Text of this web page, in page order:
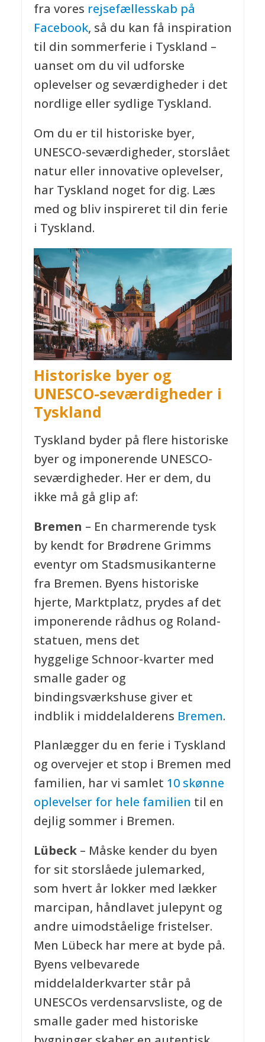
fra vores rejsefællesskab på
Facebook, så du kan få inspiration
til din sommerferie i Tyskland –
uanset om du vil udforske
oplevelser og seværdigheder i det
nordlige eller sydlige Tyskland.
Om du er til historiske byer,
UNESCO-seværdigheder, storslået
natur eller innovative oplevelser,
har Tyskland noget for dig. Læs
med og bliv inspireret til din ferie
i Tyskland.
Historiske byer og
UNESCO-seværdigheder i
Tyskland
Tyskland byder på flere historiske
byer og imponerende UNESCO-
seværdigheder. Her er dem, du
ikke må gå glip af:
Bremen – En charmerende tysk
by kendt for Brødrene Grimms
eventyr om Stadsmusikanterne
fra Bremen. Byens historiske
hjerte, Marktplatz, prydes af det
imponerende rådhus og Roland-
statuen, mens det
hyggelige Schnoor-kvarter med
smalle gader og
bindingsværkshuse giver et
indblik i middelalderens Bremen.
Planlægger du en ferie i Tyskland
og overvejer et stop i Bremen med
familien, har vi samlet 10 skønne
oplevelser for hele familien til en
dejlig sommer i Bremen.
Lübeck– Måske kender du byen
for sit storslåede julemarked,
som hvert år lokker med lækker
marcipan, håndlavet julepynt og
andre uimodståelige fristelser.
Men Lübeck har mere at byde på.
Byens velbevarede
middelalderkvarter står på
UNESCOs verdensarvsliste, og de
smalle gader med historiske